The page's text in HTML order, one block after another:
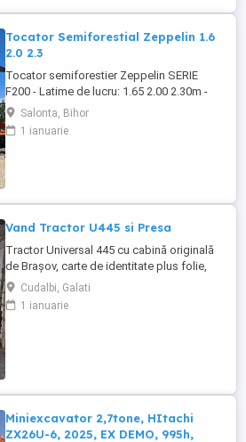
Tocator Semiforestial Zeppelin 1.6
2.0 2.3
Tocator semiforestier Zeppelin SERIE
F200 - Latime de lucru: 1.65 2.00 2.30m -
Greutate: 920 1.020 1.135 kg - Numar
ciocane: 32 40 46 buc - RPM 540rpm -
Numar de curele: 6 buc - Diametru de
Salonta, Bihor
1 ianuarie
Vand Tractor U445 si Presa
Tractor Universal 445 cu cabină originală
de Brașov, carte de identitate plus folie,
motor în trei pistoane si compresor. An
fabricație 2002 Două manete distanță
mare la cutie, ambreiaj la mână pe priză,
Cudalbi, Galati
1 ianuarie
Miniexcavator 2,7tone, HItachi
ZX26U-6, 2025, EX DEMO, 995h,